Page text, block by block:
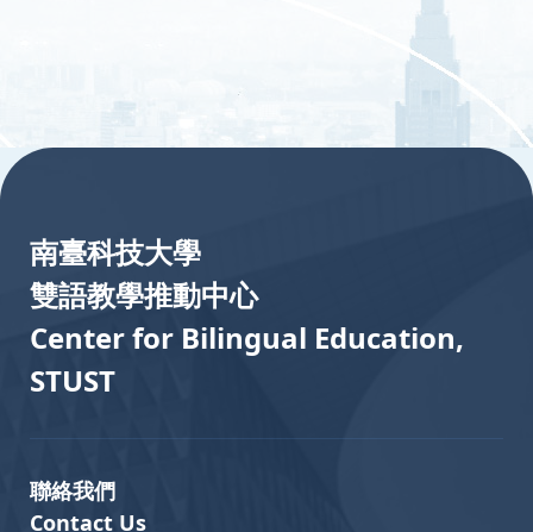
南臺科技大學
雙語教學推動中心
Center for Bilingual Education,
STUST
聯絡我們
Contact Us